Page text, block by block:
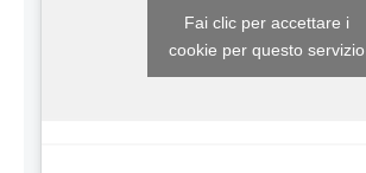
Fai clic per accettare i
cookie per questo servizio